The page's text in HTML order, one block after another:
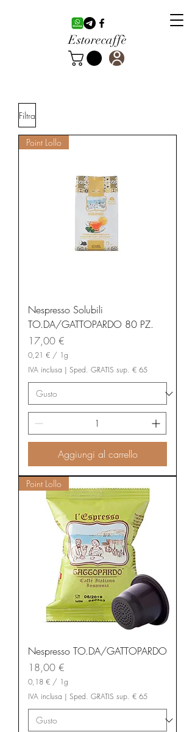
Estorecaffè
Filtra
Point Lollo
Nespresso Solubili
TO.DA/GATTOPARDO 80 PZ.
Prezzo
17,00 €
0,21 € / 1g
0
,
2
€
e
r
a
m
IVA inclusa | Sped. GRATIS sup. € 65
Aggiungi al carrello
Point Lollo
Nespresso TO.DA/GATTOPARDO
Prezzo
18,00 €
0,18 € / 1g
0
,
1
IVA inclusa | Sped. GRATIS sup. € 65